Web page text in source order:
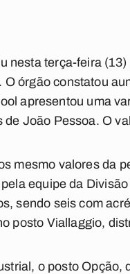
nesta terça-feira
órgão constatou
apresentou uma
João Pessoa. O
mesmo valores da
equipe da
sendo seis com
posto Viallaggio,
o posto